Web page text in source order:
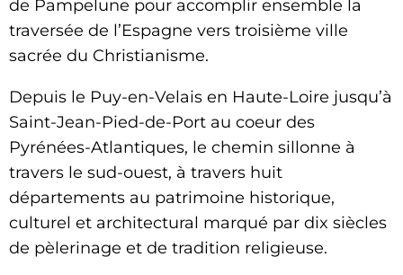
de Pampelune pour accomplir ensemble la
traversée de l’Espagne vers troisième ville
sacrée du Christianisme.
Depuis le Puy-en-Velais en Haute-Loire jusqu’à
Saint-Jean-Pied-de-Port au coeur des
Pyrénées-Atlantiques, le chemin sillonne à
travers le sud-ouest, à travers huit
départements au patrimoine historique,
culturel et architectural marqué par dix siècles
de pèlerinage et de tradition religieuse.